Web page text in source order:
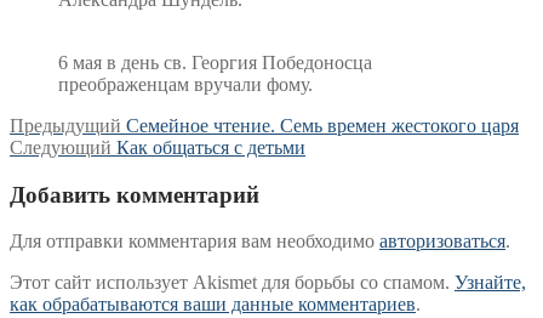
6 мая в день св. Георгия Победоносца
преображенцам вручали фому.
Навигация
по
записям
Предыдущий Предыдущая
запись:
Семейное чтение. Семь времен жестокого царя
Следующий Следующая
Как общаться с детьми
Добавить комментарий
Для отправки комментария вам необходимо авторизоваться.
Этот сайт использует Akismet для борьбы со спамом. Узнайте,
как обрабатываются ваши данные комментариев.